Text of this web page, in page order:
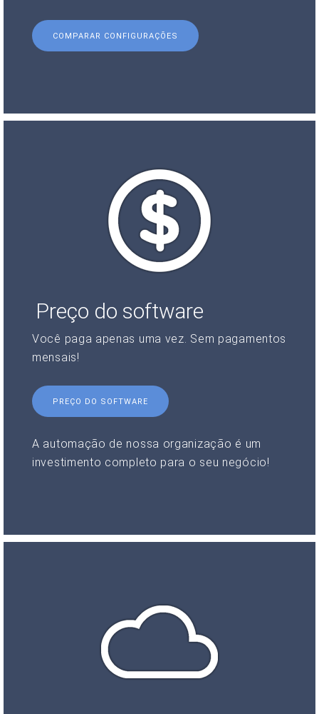
COMPARAR CONFIGURAÇÕES
Preço do software
Você paga apenas uma vez. Sem pagamentos
mensais!
PREÇO DO SOFTWARE
A automação de nossa organização é um
investimento completo para o seu negócio!